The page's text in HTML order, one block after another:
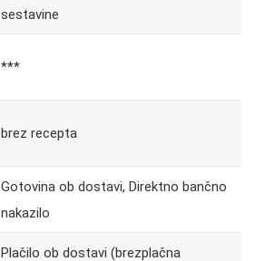
sestavine
***
brez recepta
Gotovina ob dostavi, Direktno bančno
nakazilo
Plačilo ob dostavi (brezplačna